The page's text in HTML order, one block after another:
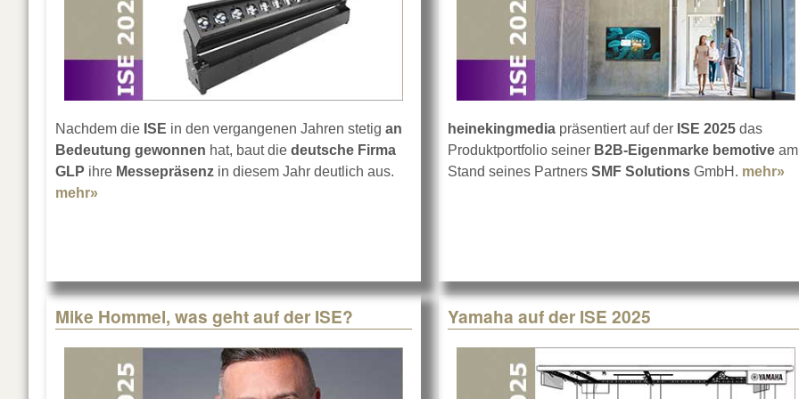
Nachdem die ISE in den vergangenen Jahren stetig an
Bedeutung gewonnen hat, baut die deutsche Firma
GLP ihre Messepräsenz in diesem Jahr deutlich aus.
mehr»
heinekingmedia präsentiert auf der ISE 2025 das
Produktportfolio seiner B2B-Eigenmarke bemotive am
Stand seines Partners SMF Solutions GmbH. mehr»
Mike Hommel, was geht auf der ISE? Yamaha auf der ISE 2025